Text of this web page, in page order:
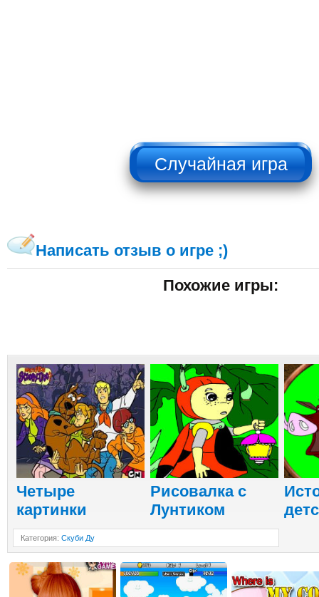
НЕ НАЖИМАТЬ!!!
Написать отзыв о игре ;)
Похожие игры:
Четыре
картинки
Рисовалка с
Лунтиком
Категория: Скуби Ду